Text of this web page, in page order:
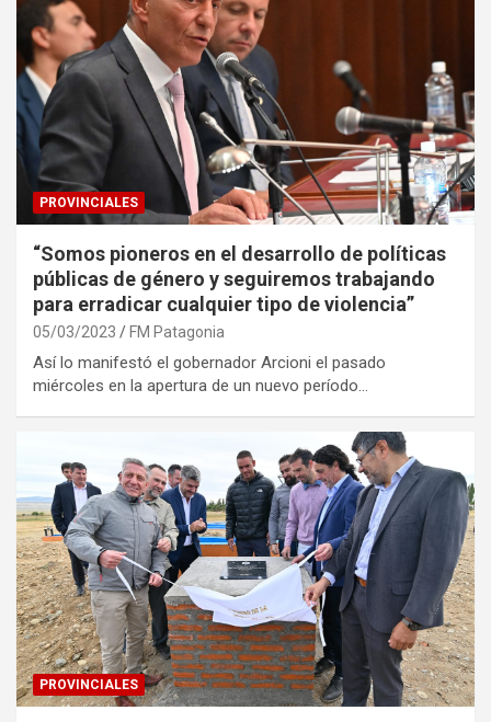
PROVINCIALES
“Somos pioneros en el desarrollo de políticas
públicas de género y seguiremos trabajando
para erradicar cualquier tipo de violencia”
05/03/2023 FM Patagonia
Así lo manifestó el gobernador Arcioni el pasado
miércoles en la apertura de un nuevo período…
PROVINCIALES